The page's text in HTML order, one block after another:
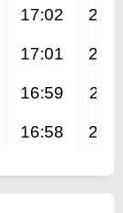
17:02
17:01
16:59
16:58